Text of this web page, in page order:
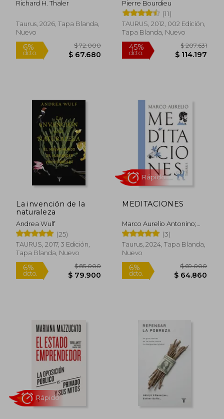
6% 6%
dcto.
Richard H. Thaler
Taurus, 2026, Tapa Blanda,
Nuevo
6% $ 72.000
Rápido
Pierre Bourdieu
(11)
TAURUS, 2012, 002 Edición,
Tapa Blanda, Nuevo
$
La invención de la
naturaleza
Andrea Wulf
(25)
TAURUS, 2017, 3 Edición,
Tapa Blanda, Nuevo
MEDITACIONES
Marco Aurelio Antonino;
Marco Aurelio(3)
Taurus, 2024, Tapa Blanda,
Nuevo
Rápido